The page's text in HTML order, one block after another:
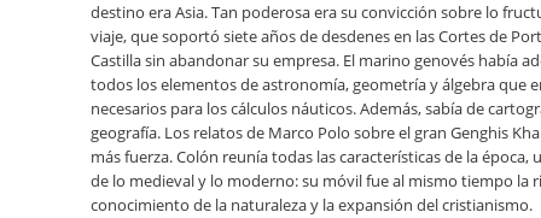
destino era Asia. Tan poderosa era su convicción sobre lo
viaje, que soportó siete años de desdenes en las Cortes de
Castilla sin abandonar su empresa. El marino genovés había
todos los elementos de astronomía, geometría y álgebra que
necesarios para los cálculos náuticos. Además, sabía de
geografía. Los relatos de Marco Polo sobre el gran Genghis
más fuerza. Colón reunía todas las características de la época,
de lo medieval y lo moderno: su móvil fue al mismo tiempo la
conocimiento de la naturaleza y la expansión del cristianismo.